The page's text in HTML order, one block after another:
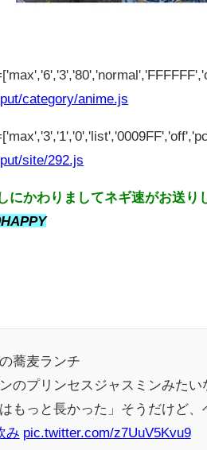
category/anime.js
site/292.js
にかわりましてネギ速がお送り
蕎麦ランチ
のプリンセスジャスミンみたい
はもっと長かった」そうだけど
み pic.twitter.com/z7UuV5Kvu9